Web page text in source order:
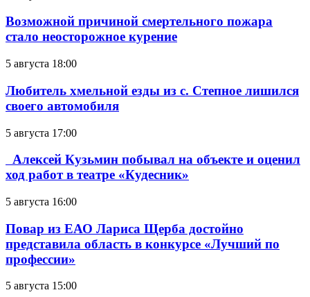
Возможной причиной смертельного пожара
стало неосторожное курение
5 августа 18:00
Любитель хмельной езды из с. Степное лишился
своего автомобиля
5 августа 17:00
Алексей Кузьмин побывал на объекте и оценил
ход работ в театре «Кудесник»
5 августа 16:00
Повар из ЕАО Лариса Щерба достойно
представила область в конкурсе «Лучший по
профессии»
5 августа 15:00